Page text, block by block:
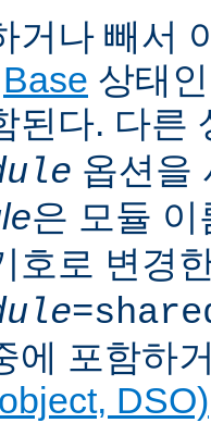
거나 빼서
Base 상태
된다. 다른
옵션을
은 모듈
호로 변경
에 포함하
DSO)